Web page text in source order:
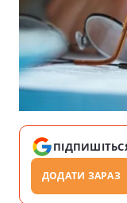
ДОДАТИ ЗАРАЗ